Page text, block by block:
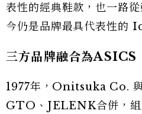
表性的經典鞋款，也一路
今仍是品牌最具代表性的
三方品牌融合為ASICS
1977年，Onitsuka Co.
GTO、JELENK合併，